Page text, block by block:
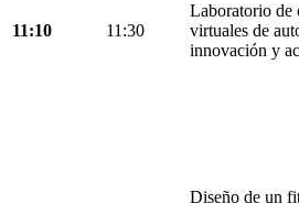
11:10 11:30
Laboratorio de
virtuales de
innovación y
Diseño de un